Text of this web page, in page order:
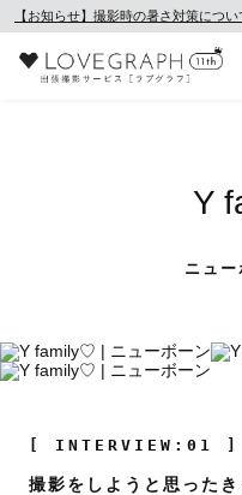
【お知らせ】撮影時の暑さ対策につい
Y
ニュ
[ INTERVIEW:01 ]
撮影をしようと思った